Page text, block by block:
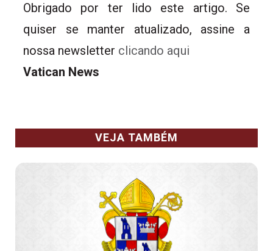
Obrigado por ter lido este artigo. Se
quiser se manter atualizado, assine a
nossa newsletter clicando aqui
Vatican News
VEJA TAMBÉM